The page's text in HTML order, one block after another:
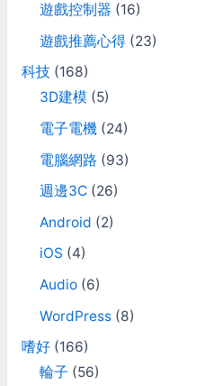
遊戲控制器 (16)
遊戲推薦心得(23)
科技(168)
3D建模 (5)
電子電機(24)
電腦網路 (93)
週邊3C(26)
Android (2)
iOS (4)
Audio(6)
WordPress(8)
嗜好(166)
輪子 (56)